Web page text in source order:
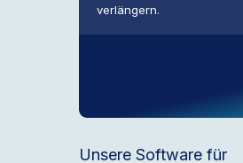
verlängern.
Unsere Software für